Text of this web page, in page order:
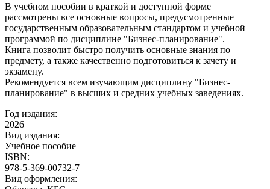
В учебном пособии в краткой и доступной форме
рассмотрены все основные вопросы, предусмотренные
государственным образовательным стандартом и учебной
программой по дисциплине "Бизнес-планирование".
Книга позволит быстро получить основные знания по
предмету, а также качественно подготовиться к зачету и
экзамену.
Рекомендуется всем изучающим дисциплину "Бизнес-
планирование" в высших и средних учебных заведениях.
Год издания:
2026
Вид издания:
Учебное пособие
ISBN:
978-5-369-00732-7
Вид оформления: